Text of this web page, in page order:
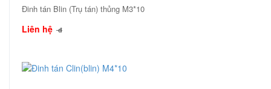
Đinh tán Blin (Trụ tán) thủng M3*10
Liên hệ đ